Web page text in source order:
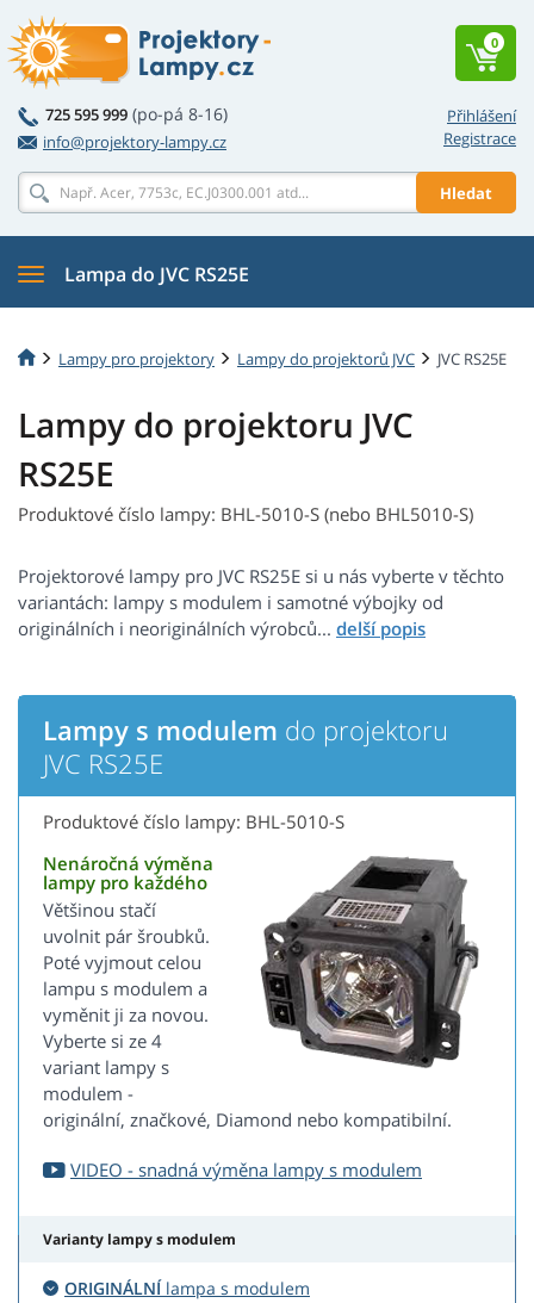
Přihlášení
Registrace
725 595 999 (po-pá 8-16)
info@projektory-lampy.cz
Hledat
0
Lampa do JVC RS25E
Lampy pro projektory Lampy do projektorů JVC JVC RS25E
Lampy do projektoru JVC
RS25E
Produktové číslo lampy: BHL-5010-S (nebo BHL5010-S)
Projektorové lampy pro JVC RS25E si u nás vyberte v těchto
variantách: lampy s modulem i samotné výbojky od
originálních i neoriginálních výrobců...
Lampy s modulem do projektoru
JVC RS25E
Produktové číslo lampy: BHL-5010-S
Nenáročná výměna
lampy pro každého
Většinou stačí
uvolnit pár šroubků.
Poté vyjmout celou
lampu s modulem a
vyměnit ji za novou.
Vyberte si ze 4
variant lampy s
modulem -
originální, značkové, Diamond nebo kompatibilní.
VIDEO - snadná výměna lampy s modulem
Varianty lampy s modulem
ORIGINÁLNÍlampa s modulem